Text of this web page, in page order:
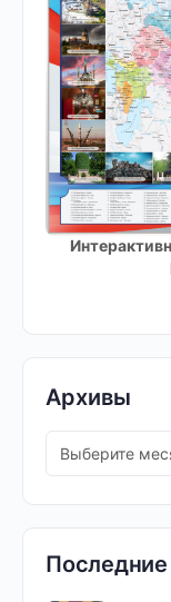
Архивы
Последние